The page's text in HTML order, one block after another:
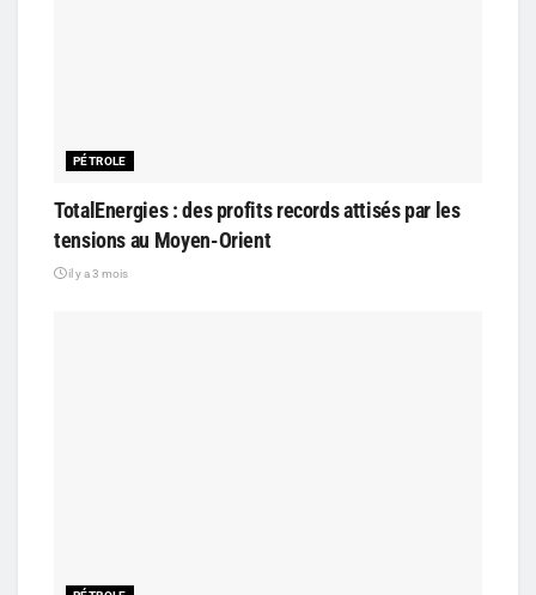
PÉTROLE
TotalEnergies : des profits records attisés par les
tensions au Moyen-Orient
il y a 3 mois